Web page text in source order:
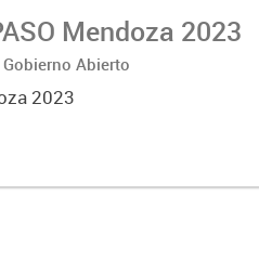
Mendoza 2023
Abierto
2023